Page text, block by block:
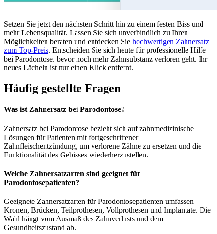
Setzen Sie jetzt den nächsten Schritt hin zu einem festen Biss und
mehr Lebensqualität. Lassen Sie sich unverbindlich zu Ihren
Möglichkeiten beraten und entdecken Sie hochwertigen Zahnersatz
zum Top-Preis. Entscheiden Sie sich heute für professionelle Hilfe
bei Parodontose, bevor noch mehr Zahnsubstanz verloren geht. Ihr
neues Lächeln ist nur einen Klick entfernt.
Häufig gestellte Fragen
Was ist Zahnersatz bei Parodontose?
Zahnersatz bei Parodontose bezieht sich auf zahnmedizinische
Lösungen für Patienten mit fortgeschrittener
Zahnfleischentzündung, um verlorene Zähne zu ersetzen und die
Funktionalität des Gebisses wiederherzustellen.
Welche Zahnersatzarten sind geeignet für
Parodontosepatienten?
Geeignete Zahnersatzarten für Parodontosepatienten umfassen
Kronen, Brücken, Teilprothesen, Vollprothesen und Implantate. Die
Wahl hängt vom Ausmaß des Zahnverlusts und dem
Gesundheitszustand ab.